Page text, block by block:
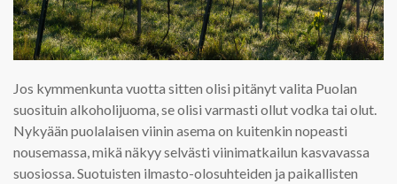
Jos kymmenkunta vuotta sitten olisi pitänyt valita Puolan
suosituin alkoholijuoma, se olisi varmasti ollut vodka tai olut.
Nykyään puolalaisen viinin asema on kuitenkin nopeasti
nousemassa, mikä näkyy selvästi viinimatkailun kasvavassa
suosiossa. Suotuisten ilmasto-olosuhteiden ja paikallisten